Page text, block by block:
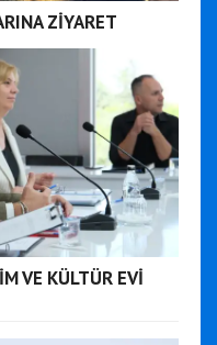
ZİYARET
VE KÜLTÜR EVİ